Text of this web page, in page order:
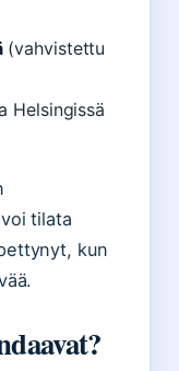
(vahvistettu
Helsingissä
tilata
kun